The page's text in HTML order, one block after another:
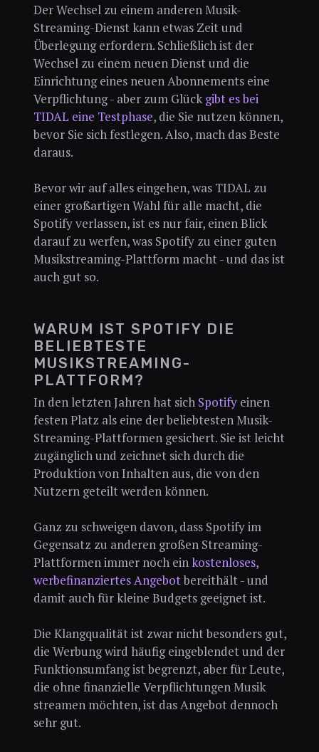
Der Wechsel zu einem anderen Musik-
Streaming-Dienst kann etwas Zeit und
Überlegung erfordern. Schließlich ist der
Wechsel zu einem neuen Dienst und die
Einrichtung eines neuen Abonnements eine
Verpflichtung - aber zum Glückgibt es bei
TIDAL eine Testphase, die Sie nutzen können,
bevor Sie sich festlegen. Also, mach das Beste
daraus.
Bevor wir auf alles eingehen, was TIDAL zu
einer großartigen Wahl für alle macht, die
Spotify verlassen, ist es nur fair, einen Blick
darauf zu werfen, was Spotify zu einer guten
Musikstreaming-Plattform macht - und das ist
auch gut so.
WARUM IST SPOTIFY DIE
BELIEBTESTE
MUSIKSTREAMING-
PLATTFORM?
In den letzten Jahren hat sich Spotifyeinen
festen Platz als eine der beliebtesten Musik-
Streaming-Plattformen gesichert. Sie ist leicht
zugänglich und zeichnet sich durch die
Produktion von Inhalten aus, die von den
Nutzern geteilt werden können.
Ganz zu schweigen davon, dass Spotify im
Gegensatz zu anderen großen Streaming-
Plattformen immer noch einkostenloses,
werbefinanziertes Angebotbereithält - und
damit auch für kleine Budgets geeignet ist.
Die Klangqualität ist zwar nicht besonders gut,
die Werbung wird häufig eingeblendet und der
Funktionsumfang ist begrenzt, aber für Leute,
die ohne finanzielle Verpflichtungen Musik
streamen möchten, ist das Angebot dennoch
sehr gut.